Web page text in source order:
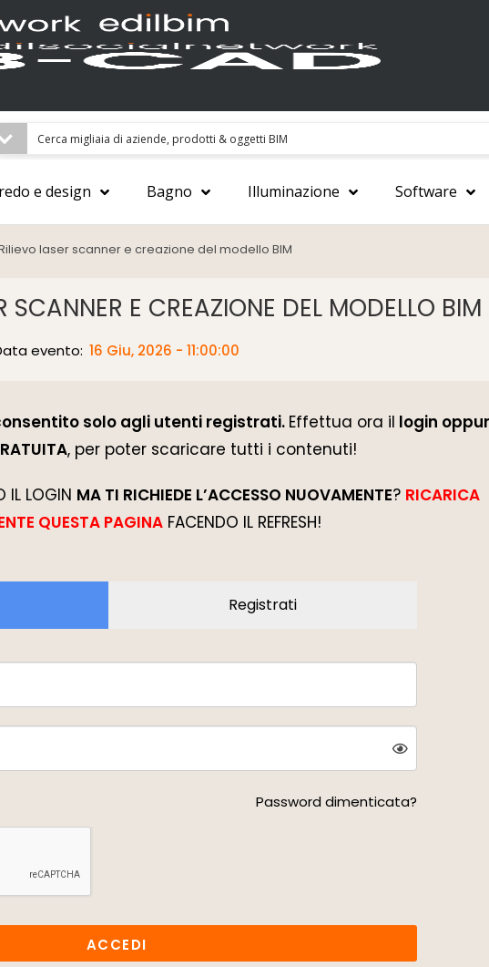
e design Bagno Illuminazione Software
laser scanner e creazione del modello BIM
SCANNER E CREAZIONE DEL MODELLO BIM
evento: 16 Giu, 2026 - 11:00:00
solo agli utenti registrati. Effettua ora il login
, per poter scaricare tutti i contenuti!
IL LOGIN MA TI RICHIEDE L’ACCESSO NUOVAMENTE? RICARICA
QUESTA PAGINA FACENDO IL REFRESH!
Registrati
Password dimenticata?
ACCEDI